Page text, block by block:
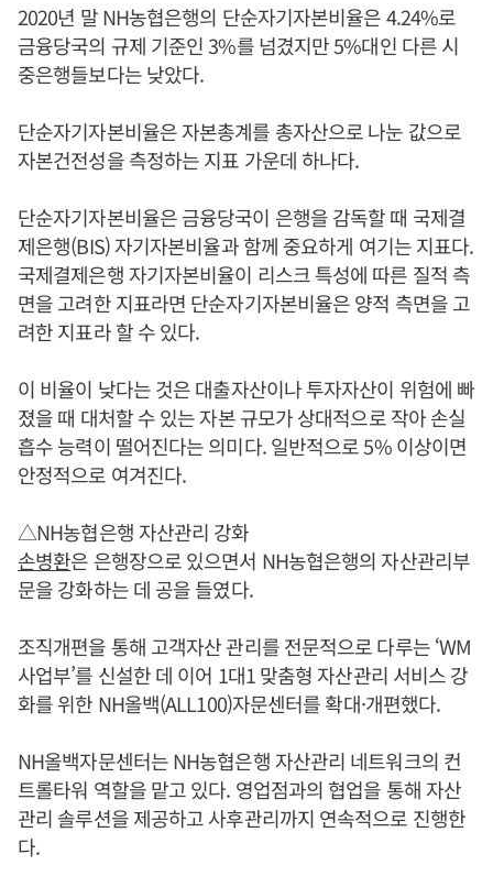
2020년 말 NH농협은행의 단순자기자본비율은 4.24%로
금융당국의 규제 기준인 3%를 넘겼지만 5%대인 다른 시
중은행들보다는 낮았다.
단순자기자본비율은 자본총계를 총자산으로 나눈 값으로
자본건전성을 측정하는 지표 가운데 하나다.
단순자기자본비율은 금융당국이 은행을 감독할 때 국제결
제은행(BIS) 자기자본비율과 함께 중요하게 여기는 지표다.
국제결제은행 자기자본비율이 리스크 특성에 따른 질적 측
면을 고려한 지표라면 단순자기자본비율은 양적 측면을 고
려한 지표라 할 수 있다.
이 비율이 낮다는 것은 대출자산이나 투자자산이 위험에 빠
졌을 때 대처할 수 있는 자본 규모가 상대적으로 작아 손실
흡수 능력이 떨어진다는 의미다. 일반적으로 5% 이상이면
안정적으로 여겨진다.
△NH농협은행 자산관리 강화
손병환은 은행장으로 있으면서 NH농협은행의 자산관리부
문을 강화하는 데 공을 들였다.
조직개편을 통해 고객자산 관리를 전문적으로 다루는 ‘WM
사업부’를 신설한 데 이어 1대1 맞춤형 자산관리 서비스 강
화를 위한 NH올백(ALL100)자문센터를 확대·개편했다.
NH올백자문센터는 NH농협은행 자산관리 네트워크의 컨
트롤타워 역할을 맡고 있다. 영업점과의 협업을 통해 자산
관리 솔루션을 제공하고 사후관리까지 연속적으로 진행한
다.